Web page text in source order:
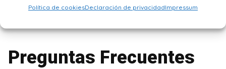
Política de cookiesDeclaración de privacidadImpressum
cartuchos oficiales de Philips, ya que están
Preguntas Frecuentes